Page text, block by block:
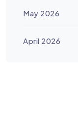
May 2026
April 2026